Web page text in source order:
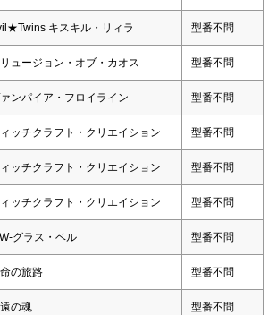
キスキル・リィラ 型番不問
ュージョン・オブ・カオス 型番不問
ンパイア・フロイライン 型番不問
ッチクラフト・クリエイション 型番不問
ッチクラフト・クリエイション 型番不問
ッチクラフト・クリエイション 型番不問
グラス・ベル 型番不問
の旅路 型番不問
の魂 型番不問